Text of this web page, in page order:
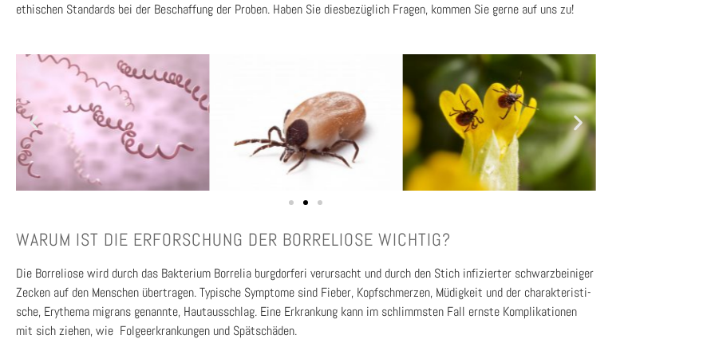
ethi­schen Stan­dards bei der Beschaf­fung der Pro­ben. Haben Sie dies­be­züg­lich Fra­gen, kom­men Sie ger­ne auf uns zu!
WAR­UM IST DIE ERFOR­SCHUNG DER BOR­RE­LIO­SE WICH­TIG?
Die Bor­re­lio­se wird durch das Bak­te­ri­um Bor­re­lia burg­dor­fe­ri ver­ur­sacht und durch den Stich infi­zier­ter schwarz­bei­ni­ger
Zecken auf den Men­schen über­tra­gen. Typi­sche Sym­pto­me sind Fie­ber, Kopf­schmer­zen, Müdig­keit und der cha­rak­te­ris­ti­
sche, Ery­the­ma migrans genann­te, Haut­aus­schlag. Eine Erkran­kung kann im schlimms­ten Fall erns­te Kom­pli­ka­tio­nen
mit sich zie­hen, wie Fol­ge­er­kran­kun­gen und Spät­schä­den.